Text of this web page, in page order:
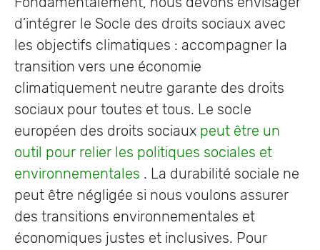
d’intégrer le Socle des droits sociaux avec
les objectifs climatiques : accompagner la
transition vers une économie
climatiquement neutre garante des droits
sociaux pour toutes et tous. Le socle
européen des droits sociaux peut être un
outil pour relier les politiques sociales et
environnementales . La durabilité sociale ne
peut être négligée si nous voulons assurer
des transitions environnementales et
économiques justes et inclusives. Pour